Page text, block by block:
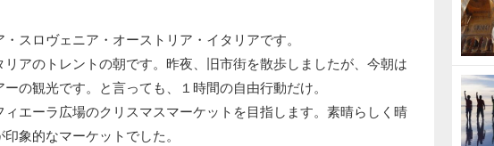
スロヴェニア・オーストリア・イタリアです。
アのトレントの朝です。昨夜、旧市街を散歩しましたが、今朝は
の観光です。と言っても、１時間の自由行動だけ。
ィエーラ広場のクリスマスマーケットを目指します。素晴らしく晴
象的なマーケットでした。